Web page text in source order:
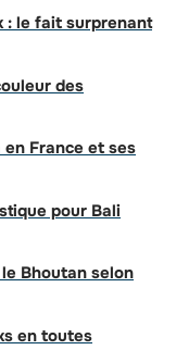
: le fait surprenant
des
France et ses
pour Bali
Bhoutan selon
en toutes